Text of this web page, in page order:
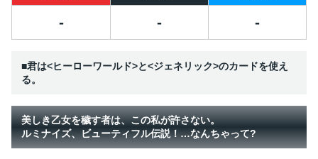
- - -
■君は<ヒーローワールド>と<ジェネリック>のカードを使え
る。
美しき乙女を穢す者は、この私が許さない。
ルミナイズ、ビューティフル伝説！…なんちゃって?